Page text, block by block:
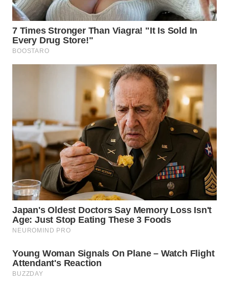
WN
MALUKU
WN
MALUT
WN
DANAU
TOBA
WN
NIAS
LANGKAT
TAPANULI
SELATAN